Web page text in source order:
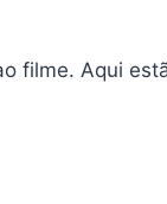
filme. Aqui